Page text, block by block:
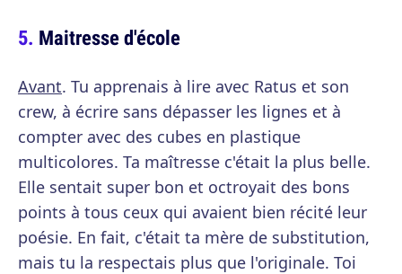
Maitresse d'école
Avant. Tu apprenais à lire avec Ratus et son
crew, à écrire sans dépasser les lignes et à
compter avec des cubes en plastique
multicolores. Ta maîtresse c'était la plus belle.
Elle sentait super bon et octroyait des bons
points à tous ceux qui avaient bien récité leur
poésie. En fait, c'était ta mère de substitution,
mais tu la respectais plus que l'originale. Toi